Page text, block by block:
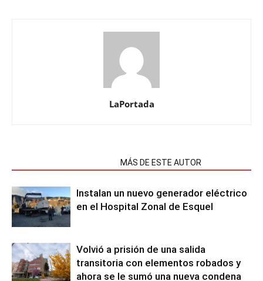
LaPortada
MÁS DE ESTE AUTOR
Instalan un nuevo generador eléctrico
en el Hospital Zonal de Esquel
Volvió a prisión de una salida
transitoria con elementos robados y
ahora se le sumó una nueva condena